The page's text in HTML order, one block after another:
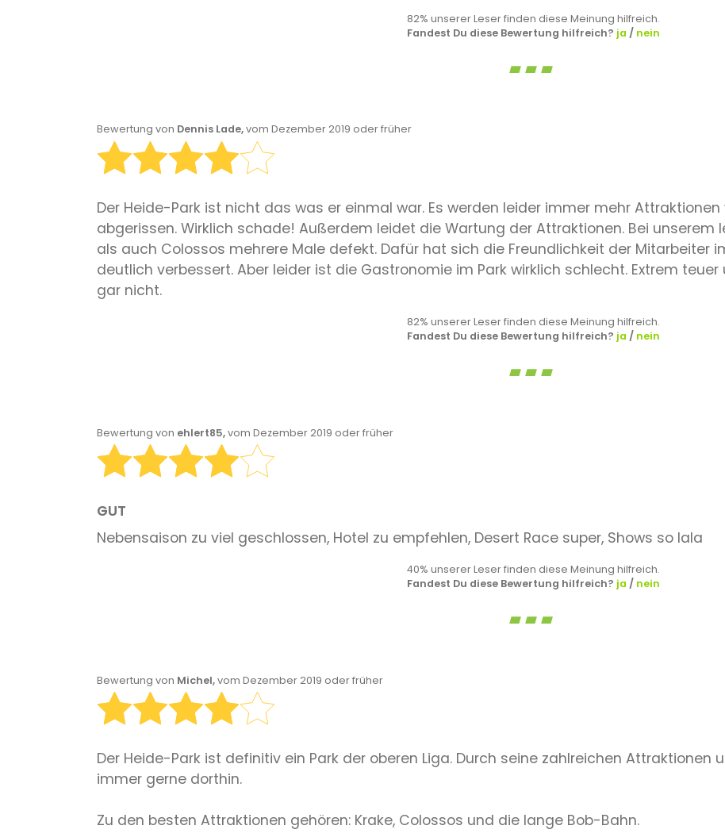
82% unserer Leser finden diese Meinung hilfreich.
Fandest Du diese Bewertung hilfreich? ja / nein
Bewertung von Dennis Lade,vom Dezember 2019 oder früher
Der Heide-Park ist nicht das was er einmal war. Es werden leider immer mehr
abgerissen. Wirklich schade! Außerdem leidet die Wartung der Attraktionen. Bei unserem
als auch Colossos mehrere Male defekt. Dafür hat sich die Freundlichkeit der Mitarbeiter
deutlich verbessert. Aber leider ist die Gastronomie im Park wirklich schlecht. Extrem
gar nicht.
82% unserer Leser finden diese Meinung hilfreich.
Fandest Du diese Bewertung hilfreich? ja / nein
Bewertung von ehlert85,vom Dezember 2019 oder früher
GUT
Nebensaison zu viel geschlossen, Hotel zu empfehlen, Desert Race super, Shows so lala
40% unserer Leser finden diese Meinung hilfreich.
Fandest Du diese Bewertung hilfreich? ja / nein
Bewertung von Michel,vom Dezember 2019 oder früher
Der Heide-Park ist definitiv ein Park der oberen Liga. Durch seine zahlreichen Attraktionen
immer gerne dorthin.
Zu den besten Attraktionen gehören: Krake, Colossos und die lange Bob-Bahn.